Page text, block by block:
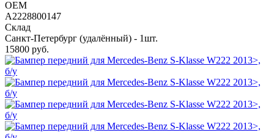
OEM
A2228800147
Склад
Санкт-Петербург (удалённый) - 1шт.
15800 руб.